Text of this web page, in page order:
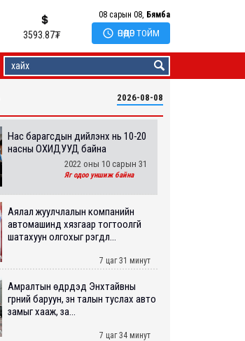
3593.87₮
08 сарын 08, Бямба
 ӨНӨӨДӨР ТОЙМ
2026-08-08
Нас барагсдын дийлэнх нь 10-20
насны ОХИДУУД байна
2022 оны 10 сарын 31
Яг одоо уншиж байна
Аялал жуулчлалын компанийн
автомашинд хязгаар тогтоолгүй
шатахуун олгохыг үүрэгдл...
7 цаг 31 минут
Амралтын өдрүүдэд Энхтайвны
гүүрний баруун, зүүн талын туслах авто
замыг хааж, за...
7 цаг 34 минут